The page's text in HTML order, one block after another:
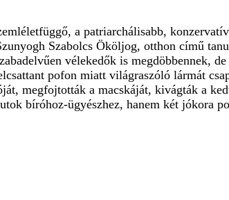
a patriarchálisabb,
Szabolcs Ököljog, otthon című
vélekedők is megdöbbennek,
pofon miatt világraszóló lármát
megfojtották a macskáját, kivágták a
bíróhoz-ügyészhez, hanem két jókora